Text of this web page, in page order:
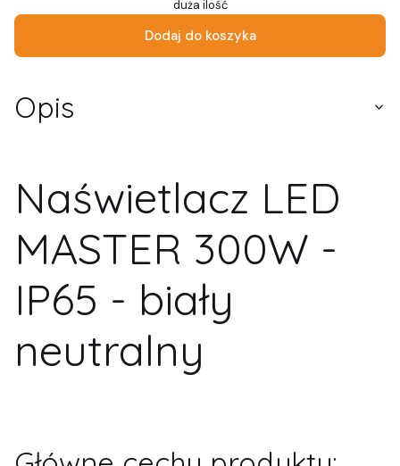
duża ilość
Dodaj do koszyka
Opis
Naświetlacz LED
MASTER 300W -
IP65 - biały
neutralny